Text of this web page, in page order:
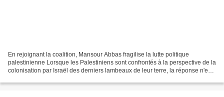
En rejoignant la coalition, Mansour Abbas fragilise la lutte politique
palestinienne Lorsque les Palestiniens sont confrontés à la perspective de la
colonisation par Israël des derniers lambeaux de leur terre, la réponse n'est